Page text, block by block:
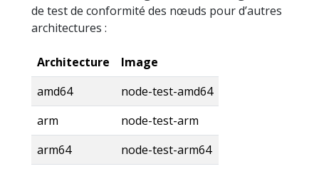
de test de conformité des nœuds pour d’autres
architectures :
Architecture
Image
amd64
node-test-amd64
arm
node-test-arm
arm64
node-test-arm64